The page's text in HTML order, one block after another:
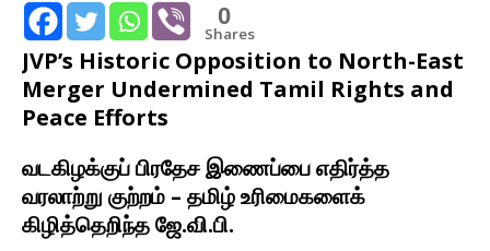
0
Shares
JVP’s Historic Opposition to North-East
Merger Undermined Tamil Rights and
Peace Efforts
வடகிழக்குப் பிரதேச இணைப்பை எதிர்த்த
வரலாற்று குற்றம் – தமிழ் உரிமைகளைக்
கிழித்தெறிந்த ஜே.வி.பி.